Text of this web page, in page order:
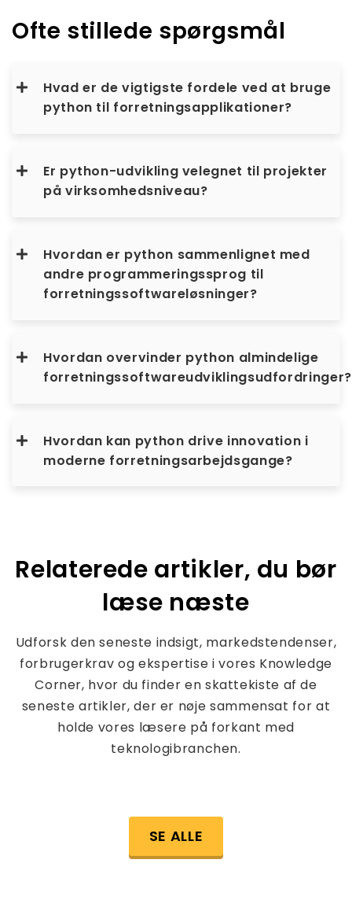
Ofte stillede spørgsmål
Hvad er de vigtigste fordele ved at bruge
python til forretningsapplikationer?
Er python-udvikling velegnet til projekter
på virksomhedsniveau?
Hvordan er python sammenlignet med
andre programmeringssprog til
forretningssoftwareløsninger?
Hvordan overvinder python almindelige
forretningssoftwareudviklingsudfordringer?
Hvordan kan python drive innovation i
moderne forretningsarbejdsgange?
Relaterede artikler, du bør
læse næste
Udforsk den seneste indsigt, markedstendenser,
forbrugerkrav og ekspertise i vores Knowledge
Corner, hvor du finder en skattekiste af de
seneste artikler, der er nøje sammensat for at
holde vores læsere på forkant med
teknologibranchen.
SE ALLE